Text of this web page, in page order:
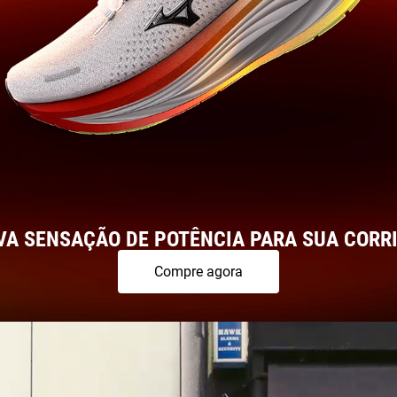
SENSAÇÃO DE POTÊNCIA PARA SUA
Compre agora